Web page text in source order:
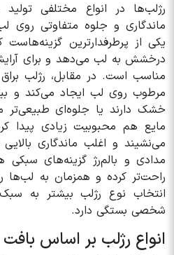
رژلب‌ها در انواع مختلفی
ماندگاری و جلوه متفاوتی روی
یکی از پرطرفدارترین
درخشش به لب می‌دهد و برای
مناسب است. در مقابل، رژلب
مرطوب روی لب ایجاد می‌کند و
خشک دارند یا جلوه‌ای طبیعی‌تر
مایع هم محبوبیت زیادی پیدا
می‌نشیند و اغلب ماندگاری
مدادی و بالم‌رژ گزینه‌های سبکی
راحت‌تر کرده و همزمان به لب‌ها
انتخاب نوع رژلب بیشتر به
شخصی بستگی دارد.
انواع رژلب بر اساس بافت